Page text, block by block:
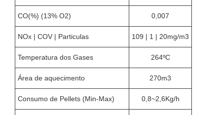
CO(%) (13% O2) 0,007
NOx | COV | Particulas 109 | 1 | 20mg/m3
Temperatura dos Gases 264ºC
Área de aquecimento 270m3
Consumo de Pellets (Min-Max) 0,8~2,6Kg/h